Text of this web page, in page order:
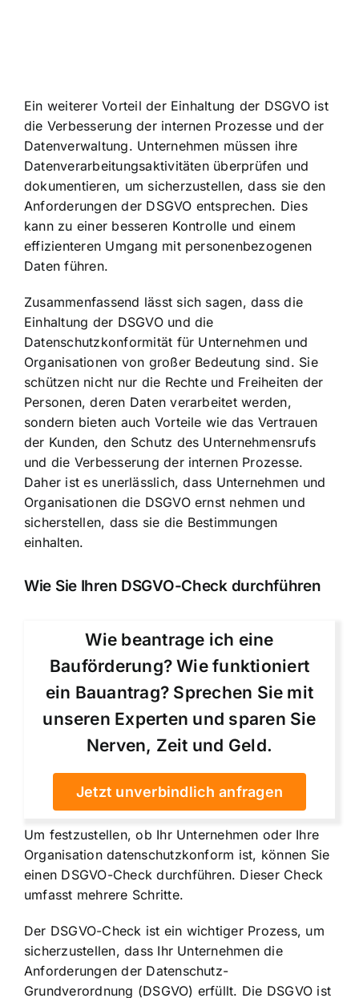
Ein weiterer Vorteil der Einhaltung der DSGVO ist
die Verbesserung der internen Prozesse und der
Datenverwaltung. Unternehmen müssen ihre
Datenverarbeitungsaktivitäten überprüfen und
dokumentieren, um sicherzustellen, dass sie den
Anforderungen der DSGVO entsprechen. Dies
kann zu einer besseren Kontrolle und einem
effizienteren Umgang mit personenbezogenen
Daten führen.
Zusammenfassend lässt sich sagen, dass die
Einhaltung der DSGVO und die
Datenschutzkonformität für Unternehmen und
Organisationen von großer Bedeutung sind. Sie
schützen nicht nur die Rechte und Freiheiten der
Personen, deren Daten verarbeitet werden,
sondern bieten auch Vorteile wie das Vertrauen
der Kunden, den Schutz des Unternehmensrufs
und die Verbesserung der internen Prozesse.
Daher ist es unerlässlich, dass Unternehmen und
Organisationen die DSGVO ernst nehmen und
sicherstellen, dass sie die Bestimmungen
einhalten.
Wie Sie Ihren DSGVO-Check durchführen
Wie beantrage ich eine
Bauförderung? Wie funktioniert
ein Bauantrag? Sprechen Sie mit
unseren Experten und sparen Sie
Nerven, Zeit und Geld.
Jetzt unverbindlich anfragen
Um festzustellen, ob Ihr Unternehmen oder Ihre
Organisation datenschutzkonform ist, können Sie
einen DSGVO-Check durchführen. Dieser Check
umfasst mehrere Schritte.
Der DSGVO-Check ist ein wichtiger Prozess, um
sicherzustellen, dass Ihr Unternehmen die
Anforderungen der Datenschutz-
Grundverordnung (DSGVO) erfüllt. Die DSGVO ist